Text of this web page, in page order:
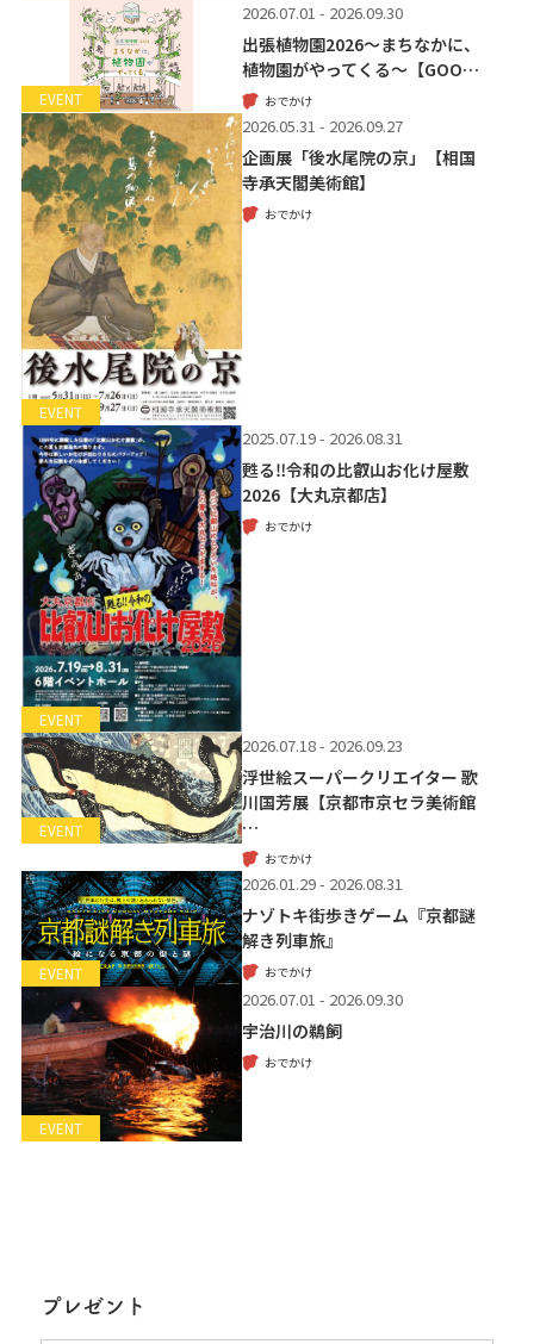
EVENT
2026.07.01 - 2026.09.30
出張植物園2026～まちなかに、
植物園がやってくる～【GOO…
おでかけ
EVENT
2026.05.31 - 2026.09.27
企画展「後水尾院の京」【相国
寺承天閣美術館】
おでかけ
EVENT
2025.07.19 - 2026.08.31
甦る‼令和の比叡山お化け屋敷
2026【大丸京都店】
おでかけ
EVENT
2026.07.18 - 2026.09.23
浮世絵スーパークリエイター 歌
川国芳展【京都市京セラ美術館
…
おでかけ
EVENT
2026.01.29 - 2026.08.31
ナゾトキ街歩きゲーム『京都謎
解き列車旅』
おでかけ
EVENT
2026.07.01 - 2026.09.30
宇治川の鵜飼
おでかけ
プレゼント